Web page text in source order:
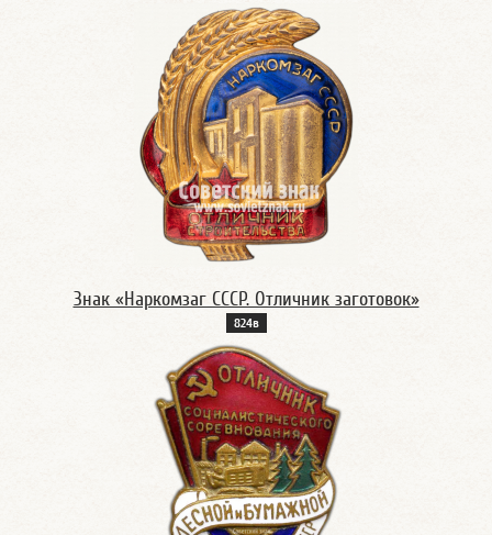
Знак «Наркомзаг СССР. Отличник заготовок»
824в